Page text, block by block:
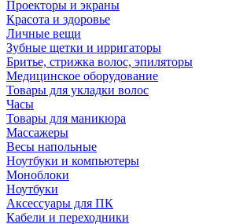
Проекторы и экраны
Красота и здоровье
Личные вещи
Зубные щетки и ирригаторы
Бритье, стрижка волос, эпиляторы
Медицинское оборудование
Товары для укладки волос
Часы
Товары для маникюра
Массажеры
Весы напольные
Ноутбуки и компьютеры
Моноблоки
Ноутбуки
Аксессуары для ПК
Кабели и переходники